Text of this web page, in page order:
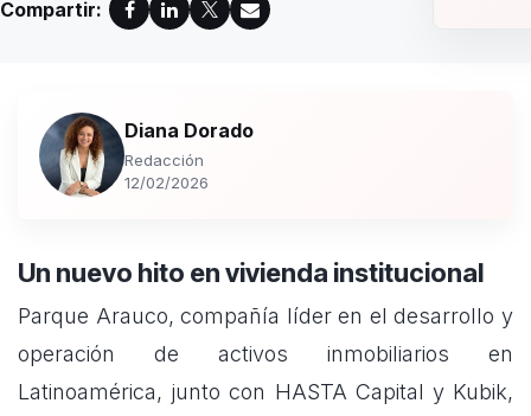
Compartir:
Diana Dorado
Redacción
12/02/2026
Un nuevo hito en vivienda institucional
Parque Arauco, compañía líder en el desarrollo y
operación de activos inmobiliarios en
Latinoamérica, junto con HASTA Capital y Kubik,